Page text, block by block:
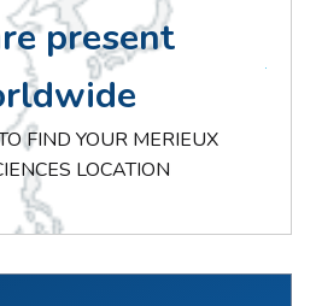
present
FIND YOUR MERIEUX
LOCATION